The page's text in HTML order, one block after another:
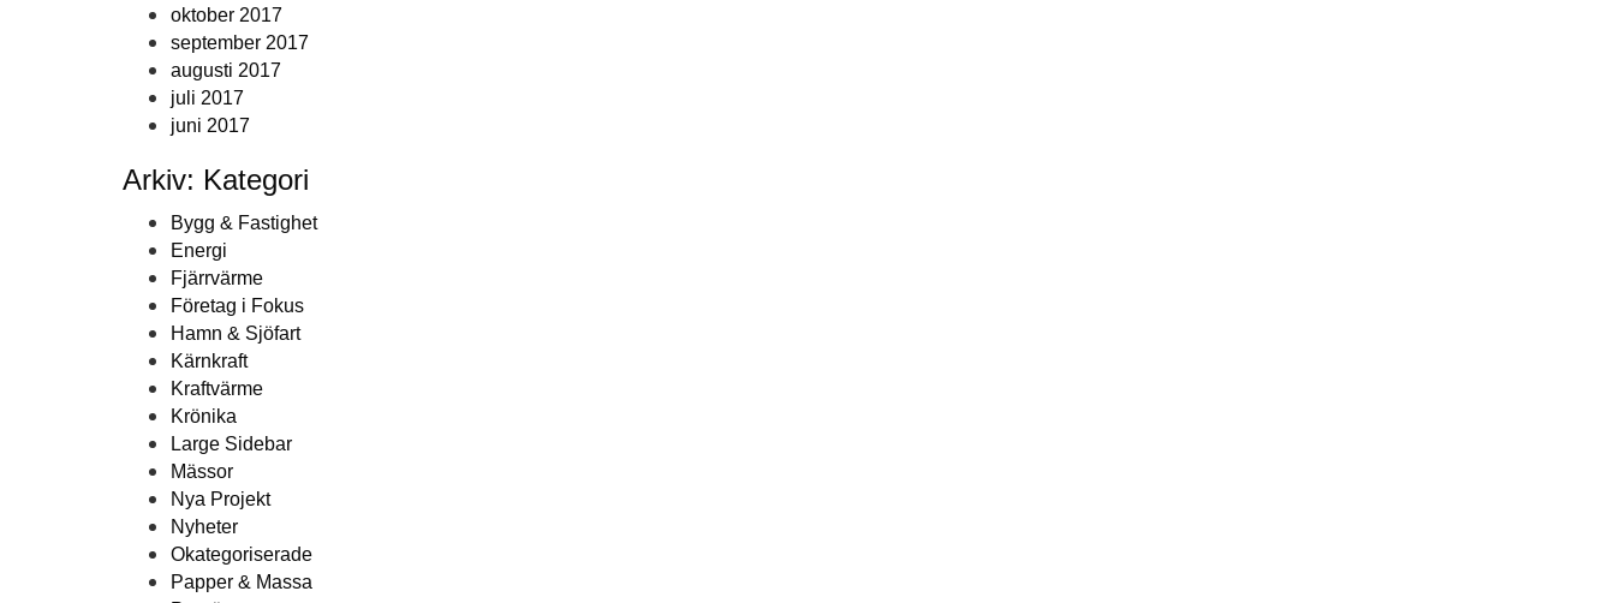
oktober 2017
september 2017
augusti 2017
juli 2017
juni 2017
Arkiv: Kategori
Bygg & Fastighet
Energi
Fjärrvärme
Företag i Fokus
Hamn & Sjöfart
Kärnkraft
Kraftvärme
Krönika
Large Sidebar
Mässor
Nya Projekt
Nyheter
Okategoriserade
Papper & Massa